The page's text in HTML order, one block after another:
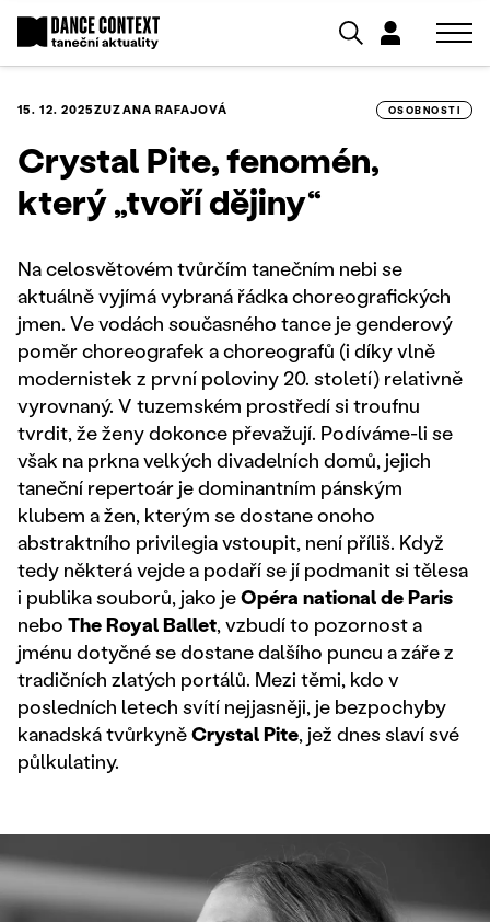
15. 12. 2025ZUZANA RAFAJOVÁ OSOBNOSTI
Crystal Pite, fenomén,
který „tvoří dějiny“
Na celosvětovém tvůrčím tanečním nebi se
aktuálně vyjímá vybraná řádka choreografických
jmen. Ve vodách současného tance je genderový
poměr choreografek a choreografů (i díky vlně
modernistek z první poloviny 20. století) relativně
vyrovnaný. V tuzemském prostředí si troufnu
tvrdit, že ženy dokonce převažují. Podíváme-li se
však na prkna velkých divadelních domů, jejich
taneční repertoár je dominantním pánským
klubem a žen, kterým se dostane onoho
abstraktního privilegia vstoupit, není příliš. Když
tedy některá vejde a podaří se jí podmanit si tělesa
i publika souborů, jako jeOpéra nationaldeParis
nebo TheRoyalBallet, vzbudí to pozornost a
jménu dotyčné se dostane dalšího puncu a záře z
tradičních zlatých portálů. Mezi těmi, kdo v
posledních letech svítí nejjasněji, je bezpochyby
kanadská tvůrkyněCrystalPite, jež dnes slaví své
půlkulatiny.